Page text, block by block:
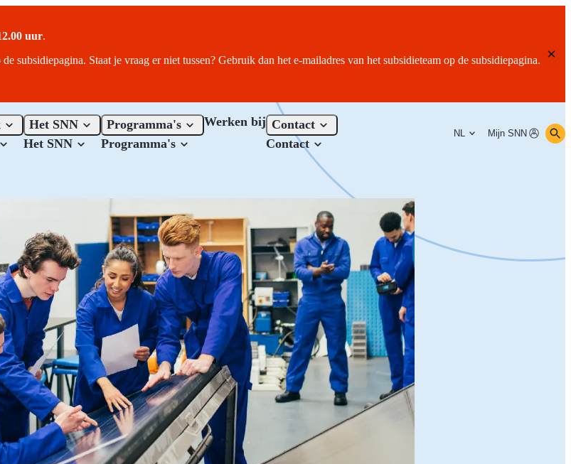
uur.
subsidiepagina. Staat je vraag er niet tussen? Gebruik dan het e-mailadres van het subsidieteam op de subsidiepagina.
Het SNN
Het SNN
Programma's
Programma's
Werken bij Contact
Contact
NL Mijn SNN